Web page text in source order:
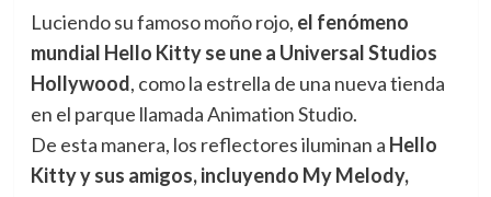
Luciendo su famoso moño rojo, el fenómeno
mundial Hello Kitty se une a Universal Studios
Hollywood, como la estrella de una nueva tienda
en el parque llamada Animation Studio.
De esta manera, los reflectores iluminan a Hello
Kitty y sus amigos, incluyendo My Melody,